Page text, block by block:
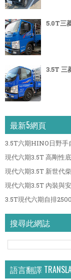
5.0T三
3.5T 三
最新5網頁
3.5T六期HINO日野手
現代六期3.5T 高剛性
現代六期3.5T 新世代
現代六期3.5T 內裝與
3.5T現代六期自排
搜尋此網誌
語言翻譯